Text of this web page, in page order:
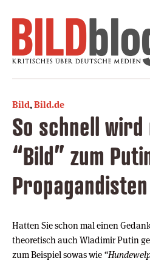
Bild,Bild.de
So schnell wird
“Bild” zum
Propagandisten
Hatten Sie schon mal einen
theoretisch auch Wladimir Putin
zum Beispiel sowas wie